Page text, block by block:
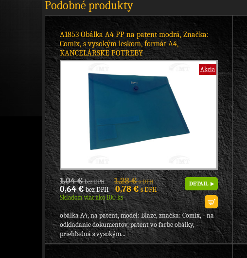
Podobné produkty
A1853 Obálka A4 PP na patent modrá, Značka:
Comix, s vysokým leskom, formát A4,
KANCELÁRSKE POTREBY
Akcia
1,04 €bez DPH 1,28 €s DPH
0,64 €bez DPH 0,78 €s DPH
Skladom viac ako 100 ks
DETAIL
obálka A4, na patent, model: Blaze, značka: Comix, - na
odkladanie dokumentov, patent vo farbe obálky, -
priehľadná s vysokým...